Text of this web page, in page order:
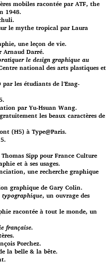
mobiles racontée par ATF, the
1948.
le mythe tropical par Laura
une leçon de vie.
Arnaud Darré.
le design graphique au
national des arts plastiques et
les étudiants de l’Esag-
par Yu-Hsuan Wang.
les beaux caractères de
(H5) à Type@Paris.
Sipp pour France Culture
et à ses usages.
une recherche graphique
graphique de Gary Colin.
typographique, un ouvrage des
racontée à tout le monde, un
française.
Porchez.
la belle & la bête.